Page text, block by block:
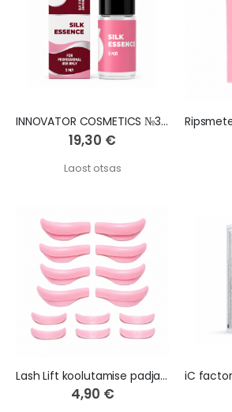
INNOVATOR COSMETICS №3 ripsmetele ja kulmudele " Silk Essence ", 5 ml
19,30 €
Laost otsas
Lash Lift koolutamise padjakesed silikoonist, 7 paari
4,90 €